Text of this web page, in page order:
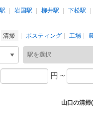
岩国駅 柳井駅 下松駅
清掃 ポスティング 工場
円 ~
山口の清